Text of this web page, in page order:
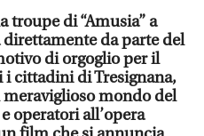
troupe di “Amusia” a
da parte del
di orgoglio per il
cittadini di Tresignana,
mondo del
operatori all’opera